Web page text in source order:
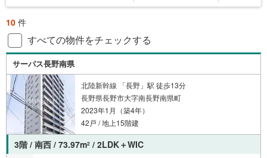
10 件
すべての物件をチェックする
サーパス長野南県
北陸新幹線 「長野」駅 徒歩13分
長野県長野市大字南長野南県町
2023年1月（築4年）
42戸 / 地上15階建
3階 / 南西 / 73.97m2 / 2LDK＋WIC